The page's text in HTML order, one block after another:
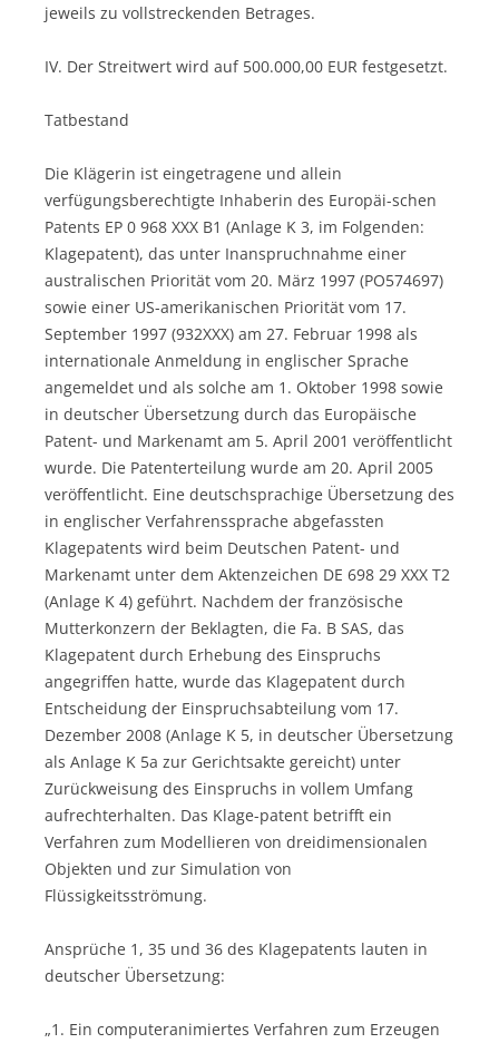
jeweils zu vollstreckenden Betrages.
IV. Der Streitwert wird auf 500.000,00 EUR festgesetzt.
Tatbestand
Die Klägerin ist eingetragene und allein
verfügungsberechtigte Inhaberin des Europäi-schen
Patents EP 0 968 XXX B1 (Anlage K 3, im Folgenden:
Klagepatent), das unter Inanspruchnahme einer
australischen Priorität vom 20. März 1997 (PO574697)
sowie einer US-amerikanischen Priorität vom 17.
September 1997 (932XXX) am 27. Februar 1998 als
internationale Anmeldung in englischer Sprache
angemeldet und als solche am 1. Oktober 1998 sowie
in deutscher Übersetzung durch das Europäische
Patent- und Markenamt am 5. April 2001 veröffentlicht
wurde. Die Patenterteilung wurde am 20. April 2005
veröffentlicht. Eine deutschsprachige Übersetzung des
in englischer Verfahrenssprache abgefassten
Klagepatents wird beim Deutschen Patent- und
Markenamt unter dem Aktenzeichen DE 698 29 XXX T2
(Anlage K 4) geführt. Nachdem der französische
Mutterkonzern der Beklagten, die Fa. B SAS, das
Klagepatent durch Erhebung des Einspruchs
angegriffen hatte, wurde das Klagepatent durch
Entscheidung der Einspruchsabteilung vom 17.
Dezember 2008 (Anlage K 5, in deutscher Übersetzung
als Anlage K 5a zur Gerichtsakte gereicht) unter
Zurückweisung des Einspruchs in vollem Umfang
aufrechterhalten. Das Klage-patent betrifft ein
Verfahren zum Modellieren von dreidimensionalen
Objekten und zur Simulation von
Flüssigkeitsströmung.
Ansprüche 1, 35 und 36 des Klagepatents lauten in
deutscher Übersetzung:
„1. Ein computeranimiertes Verfahren zum Erzeugen